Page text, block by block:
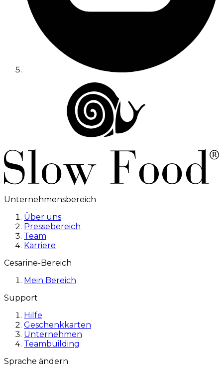
Unternehmensbereich
Über uns
Pressebereich
Team
Karriere
Cesarine-Bereich
Mein Bereich
Support
Hilfe
Geschenkkarten
Unternehmen
Teambuilding
Sprache ändern